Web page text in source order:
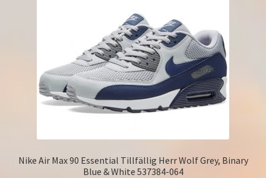
Nike Air Max 90 Essential Tillfällig Herr Wolf Grey, Binary
Blue & White 537384-064